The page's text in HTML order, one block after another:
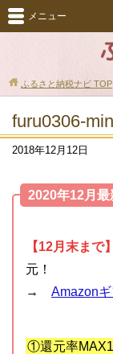
メニュー
ふるさと納税ナビ TOP
furu0306-min
2018年12月12日
2020年12月最
【12月末まで】
元！
→ Amazon
①還元率